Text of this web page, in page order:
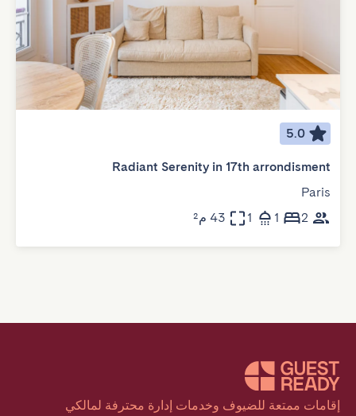
5.0
Radiant Serenity in 17th arrondisment
Paris
2
1
1 43 م²